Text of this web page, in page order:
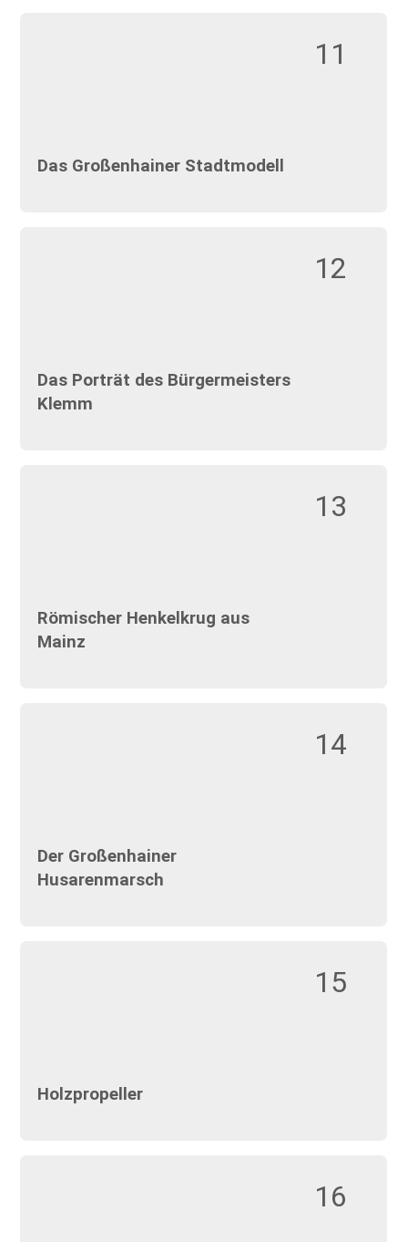
11
Das Großenhainer Stadtmodell
12
Das Porträt des Bürgermeisters
Klemm
13
Römischer Henkelkrug aus
Mainz
14
Der Großenhainer
Husarenmarsch
15
Holzpropeller
16